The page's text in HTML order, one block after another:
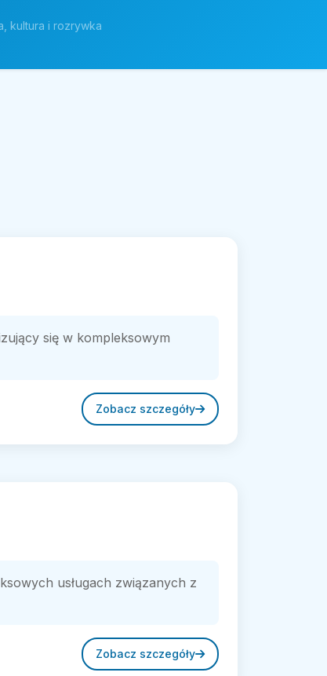
kultura i rozrywka
się w kompleksowym
Zobacz szczegóły
usługach związanych z
Zobacz szczegóły